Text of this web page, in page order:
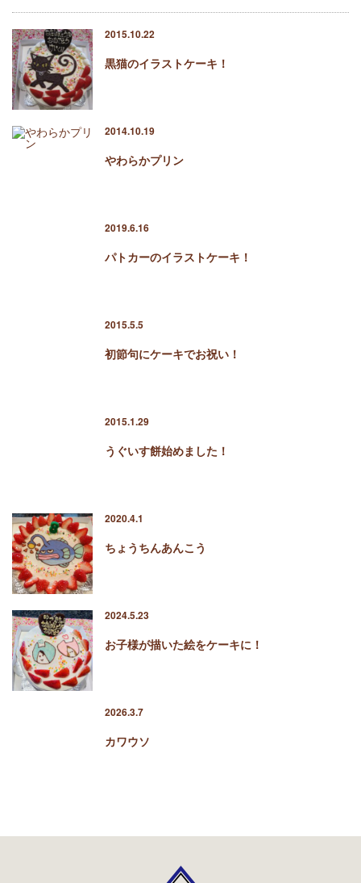
2015.10.22
黒猫のイラストケーキ！
2014.10.19
やわらかプリン
2019.6.16
パトカーのイラストケーキ！
2015.5.5
初節句にケーキでお祝い！
2015.1.29
うぐいす餅始めました！
2020.4.1
ちょうちんあんこう
2024.5.23
お子様が描いた絵をケーキに！
2026.3.7
カワウソ